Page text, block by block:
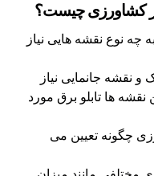
کشاورزی چیست؟
چه نوع نقشه هایی نیاز
و نقشه جانمایی نیاز
ها تابلو برق مورد
چگونه تعیین می